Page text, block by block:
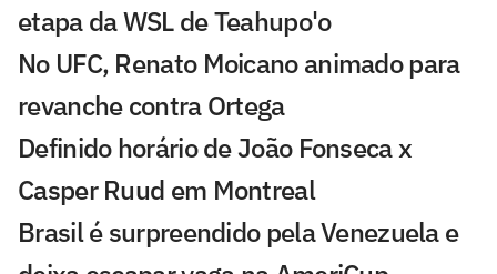
etapa da WSL de Teahupo'o
No UFC, Renato Moicano animado para
revanche contra Ortega
Definido horário de João Fonseca x
Casper Ruud em Montreal
Brasil é surpreendido pela Venezuela e